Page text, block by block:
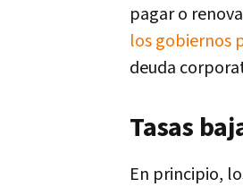
pagar o
los gobiernos
deuda
Tasas
En principio,